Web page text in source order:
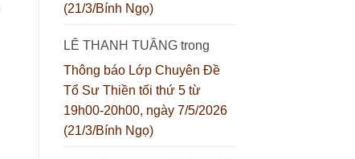
(21/3/Bính Ngọ)
LÊ THANH TUÂNGtrong
Thông báo Lớp Chuyên Đề
Tổ Sư Thiền tối thứ 5 từ
19h00-20h00, ngày 7/5/2026
(21/3/Bính Ngọ)